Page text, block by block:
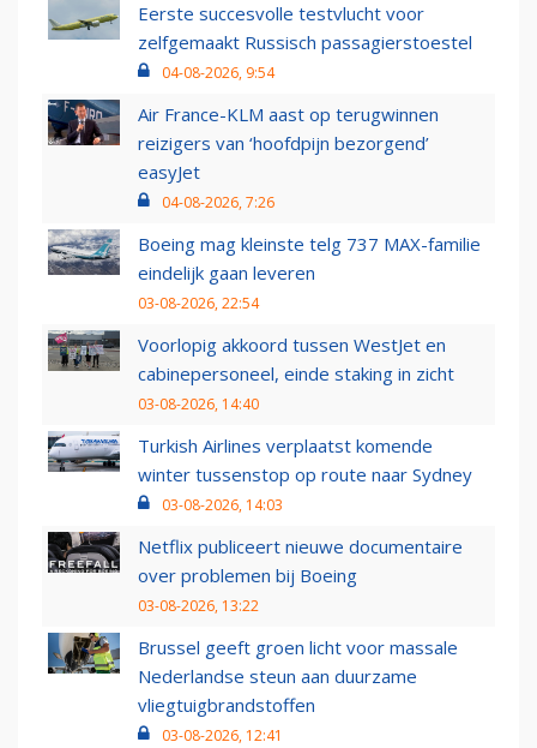
Eerste succesvolle testvlucht voor
zelfgemaakt Russisch passagierstoestel
04-08-2026, 9:54
Air France-KLM aast op terugwinnen
reizigers van ‘hoofdpijn bezorgend’
easyJet
04-08-2026, 7:26
Boeing mag kleinste telg 737 MAX-familie
eindelijk gaan leveren
03-08-2026, 22:54
Voorlopig akkoord tussen WestJet en
cabinepersoneel, einde staking in zicht
03-08-2026, 14:40
Turkish Airlines verplaatst komende
winter tussenstop op route naar Sydney
03-08-2026, 14:03
Netflix publiceert nieuwe documentaire
over problemen bij Boeing
03-08-2026, 13:22
Brussel geeft groen licht voor massale
Nederlandse steun aan duurzame
vliegtuigbrandstoffen
03-08-2026, 12:41